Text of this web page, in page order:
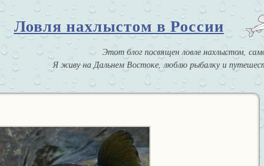
Ловля нахлыстом в России
Этот блог посвящен ловле нахлыстом,
Я живу на Дальнем Востоке, люблю рыбалку и